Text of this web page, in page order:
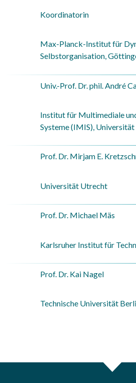
Koordinatorin
Max-Planck-Institut für
Selbstorganisation,
Univ.-Prof. Dr. phil. André
Institut für Multimediale
Systeme (IMIS), Universität
Prof. Dr. Mirjam E.
Universität Utrecht
Prof. Dr. Michael Mäs
Karlsruher Institut für
Prof. Dr. Kai Nagel
Technische Universität